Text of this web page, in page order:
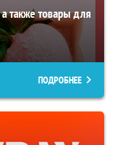
также товары для
ПОДРОБНЕЕ